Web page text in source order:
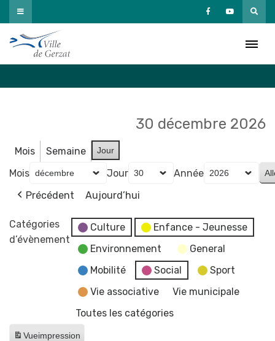
Passer
au
contenu
30 décembre 2026
Mois Semaine Jour
Mois Jour
Année
Précédent
Aujourd’hui
Catégories
d’évènement
Culture
Enfance - Jeunesse
Environnement
General
Mobilité
Social
Sport
Vie associative
Vie municipale
Toutes les catégories
Vueimpression